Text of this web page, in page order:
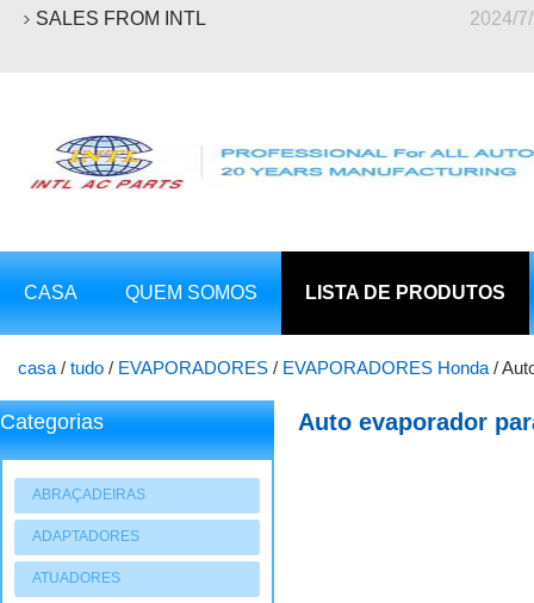
SALES FROM INTL 2024/
CASA QUEM SOMOS LISTA DE PRODUTOS
casa / tudo / EVAPORADORES / EVAPORADORES Honda /
Categorias
ABRAÇADEIRAS
ADAPTADORES
ATUADORES
Auto evaporador